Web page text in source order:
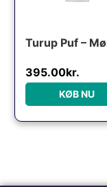
395.00kr.
KØB NU